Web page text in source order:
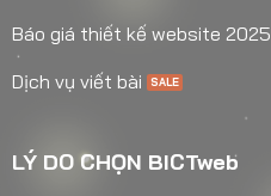
Báo giá thiết kế website 2025
Dịch vụ viết bài
LÝ DO CHỌN BICTweb